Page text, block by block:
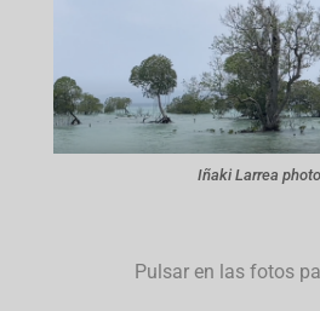
Iñaki Larrea
Pulsar en las fotos